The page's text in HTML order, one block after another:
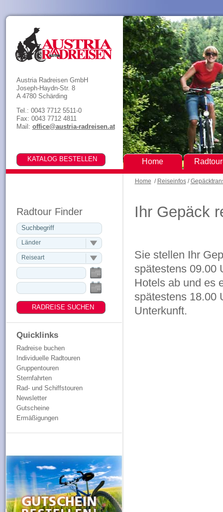
Home / Reiseinfos/
Radtour Finder
Länder
Reiseart
Quicklinks
Radreise buchen
Individuelle Radtouren
Gruppentouren
Sternfahrten
Rad- und Schiffstouren
Newsletter
Gutscheine
Ermäßigungen
Ihr Gepäck
Sie stellen Ihr
spätestens 09.00
Hotels ab und es
spätestens 18.00
Unterkunft.
Austria Radreisen GmbH
Joseph-Haydn-Str. 8
A 4780 Schärding
Tel.: 0043 7712 5511-0
Fax: 0043 7712 4811
Mail: office@austria-radreisen.at
Home